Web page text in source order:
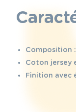
Composition
Coton jersey
Finition avec